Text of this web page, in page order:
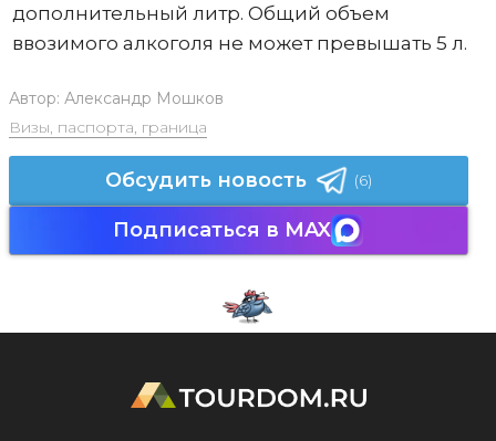
дополнительный литр. Общий объем
ввозимого алкоголя не может превышать 5 л.
Автор: Александр Мошков
Визы, паспорта, граница
Обсудить новость (6)
Подписаться в MAX